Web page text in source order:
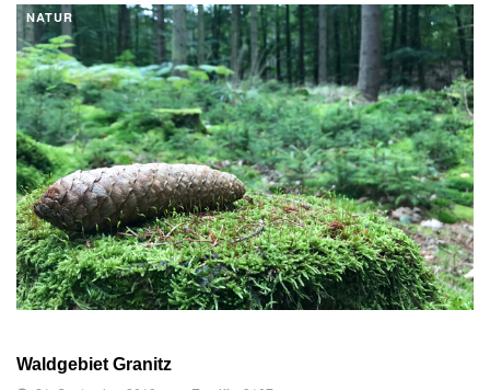
NATUR
Waldgebiet Granitz